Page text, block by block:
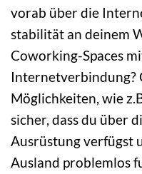
vorab über die
stabilität an deinem
Coworking-Spaces
Internetverbindung?
Möglichkeiten, wie
sicher, dass du über
Ausrüstung verfügst
Ausland problemlos